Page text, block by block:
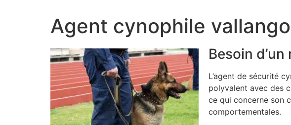
Agent cynophile
Besoin
L’agent de sécurité
polyvalent avec des
ce qui concerne son
comportementales.